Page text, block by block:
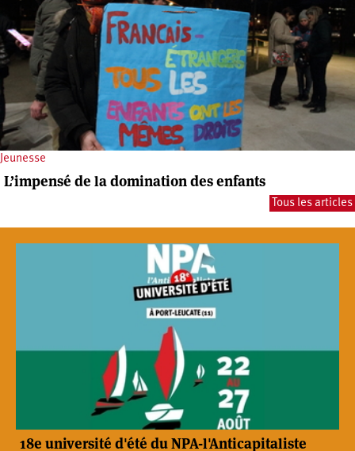
Jeunesse
L’impensé de la domination des enfants
Tous les articles
18e université d'été du NPA-l'Anticapitaliste